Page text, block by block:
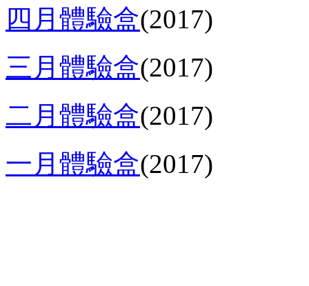
四月體驗盒(2017)
三月體驗盒(2017)
二月體驗盒(2017)
一月體驗盒(2017)